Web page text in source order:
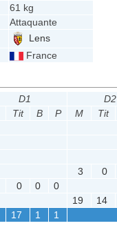
61 kg
Attaquante
Lens
France
D1 D2
Tit B P M Tit
3 0
0 0
0
19 14
17 1 1